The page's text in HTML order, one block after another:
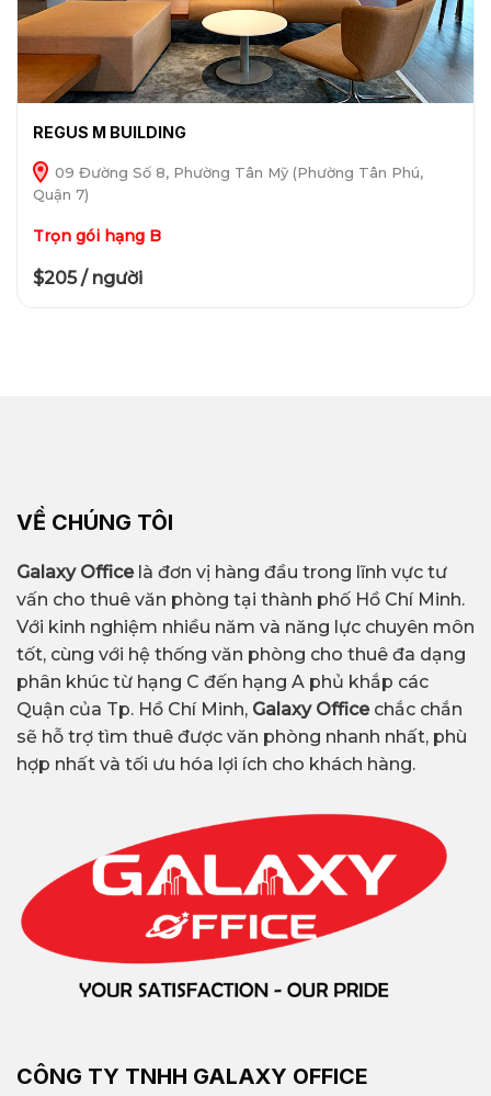
REGUS M BUILDING
09 Đường Số 8, Phường Tân Mỹ (Phường Tân Phú,
Quận 7)
Trọn gói hạng B
$205 / người
VỀ CHÚNG TÔI
Galaxy Officelà đơn vị hàng đầu trong lĩnh vực tư
vấn cho thuê văn phòng tại thành phố Hồ Chí Minh.
Với kinh nghiệm nhiều năm và năng lực chuyên môn
tốt, cùng với hệ thống văn phòng cho thuê đa dạng
phân khúc từ hạng C đến hạng A phủ khắp các
Quận của Tp. Hồ Chí Minh, Galaxy Office chắc chắn
sẽ hỗ trợ tìm thuê được văn phòng nhanh nhất, phù
hợp nhất và tối ưu hóa lợi ích cho khách hàng.
CÔNG TY TNHH GALAXY OFFICE